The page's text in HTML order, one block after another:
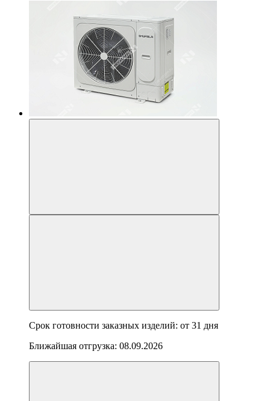
Срок готовности заказных изделий: от 31 дня
Ближайшая отгрузка: 08.09.2026